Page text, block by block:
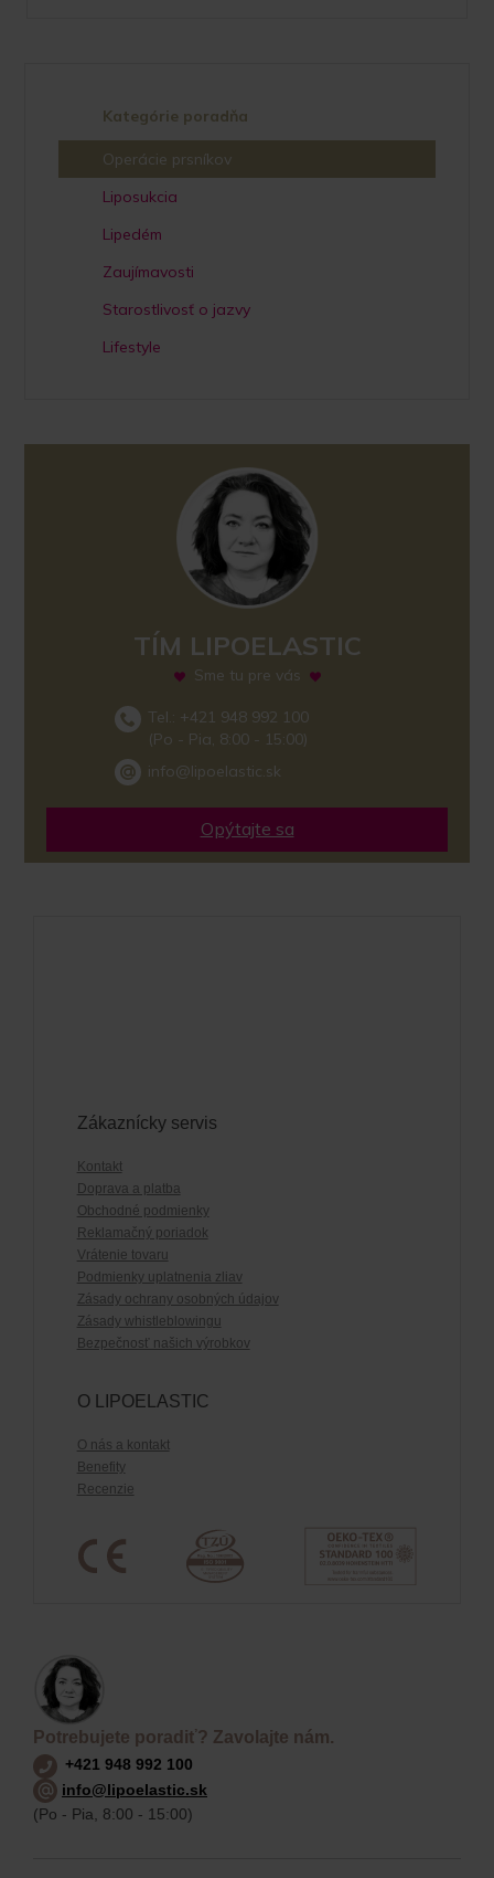
Kategórie poradňa
Operácie prsníkov
Liposukcia
Lipedém
Zaujímavosti
Starostlivosť o jazvy
Lifestyle
TÍM LIPOELASTIC
Sme tu pre vás
Tel.: +421 948 992 100
(Po - Pia, 8:00 - 15:00)
info@lipoelastic.sk
Opýtajte sa
Zákaznícky servis
Kontakt
Doprava a platba
Obchodné podmienky
Reklamačný poriadok
Vrátenie tovaru
Podmienky uplatnenia zliav
Zásady ochrany osobných údajov
Zásady whistleblowingu
Bezpečnosť našich výrobkov
O LIPOELASTIC
O nás a kontakt
Benefity
Recenzie
Potrebujete poradiť? Zavolajte nám.
+421 948 992 100
info@lipoelastic.sk
(Po - Pia, 8:00 - 15:00)